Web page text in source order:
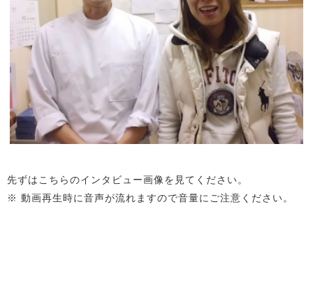
先ずはこちらのインタビュー画像を見てください。
※ 動画再生時に音声が流れますので音量にご注意ください。